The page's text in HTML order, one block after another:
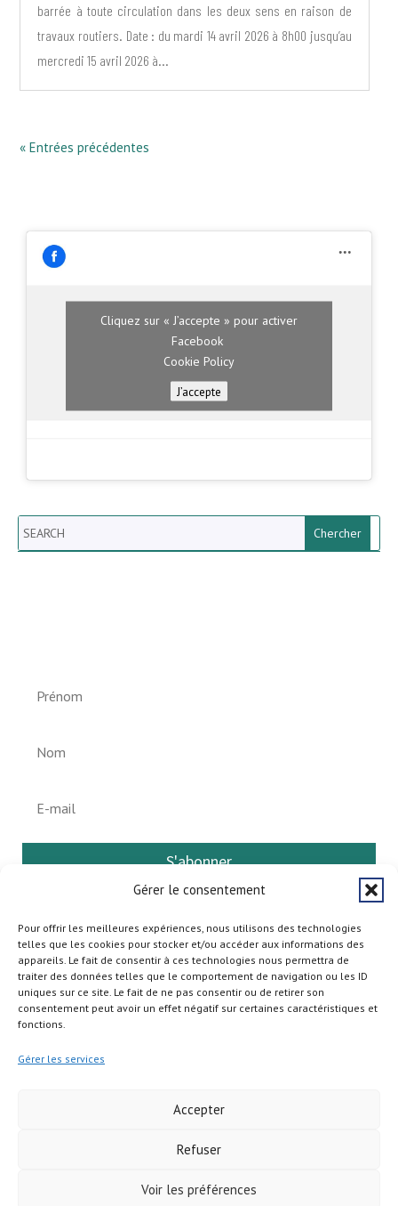
Gérer le consentement
Pour offrir les meilleures expériences, nous utilisons des technologies
telles que les cookies pour stocker et/ou accéder aux informations des
appareils. Le fait de consentir à ces technologies nous permettra de
traiter des données telles que le comportement de navigation ou les ID
uniques sur ce site. Le fait de ne pas consentir ou de retirer son
consentement peut avoir un effet négatif sur certaines caractéristiques et
fonctions.
Gérer les services
Accepter
Refuser
Voir les préférences
barrée à toute circulation dans les deux sens en raison de
travaux routiers. Date : du mardi 14 avril 2026 à 8h00 jusqu’au
mercredi 15 avril 2026 à...
« Entrées précédentes
Cliquez sur « J’accepte » pour activer
Facebook
Cookie Policy
J’accepte
Search
S'abonner
Copyright © 2026